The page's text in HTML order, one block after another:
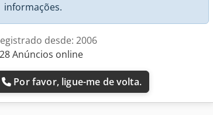
informações.
desde: 2006
Anúncios online
Por favor, ligue-me de volta.